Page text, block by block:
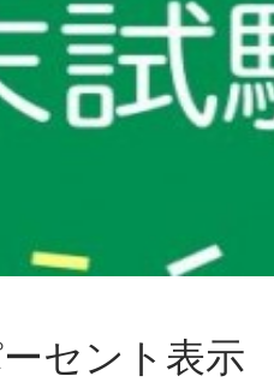
セント表示